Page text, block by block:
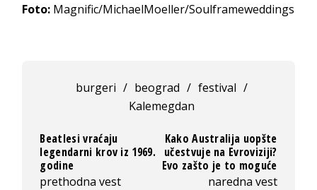
Foto: Magnific/MichaelMoeller/Soulframeweddings
burgeri / beograd / festival /
Kalemegdan
Beatlesi vraćaju
legendarni krov iz 1969.
godine
prethodna vest
Kako Australija uopšte
učestvuje na Evroviziji?
Evo zašto je to moguće
naredna vest